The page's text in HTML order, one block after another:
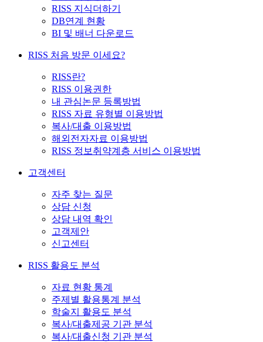
RISS 지식더하기
DB연계 현황
BI 및 배너 다운로드
RISS 처음 방문 이세요?
RISS란?
RISS 이용권한
내 관심논문 등록방법
RISS 자료 유형별 이용방법
복사/대출 이용방법
해외전자자료 이용방법
RISS 정보취약계층 서비스 이용방법
고객센터
자주 찾는 질문
상담 신청
상담 내역 확인
고객제안
신고센터
RISS 활용도 분석
자료 현황 통계
주제별 활용통계 분석
학술지 활용도 분석
복사/대출제공 기관 분석
복사/대출신청 기관 분석